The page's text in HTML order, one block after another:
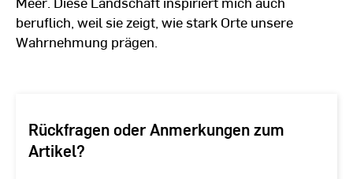
beruflich, weil sie zeigt, wie stark Orte unsere
Wahrnehmung prägen.
Rückfragen oder Anmerkungen zum
Artikel?